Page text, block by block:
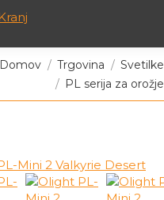
Domov Trgovina Svetilke
PL serija za orožje